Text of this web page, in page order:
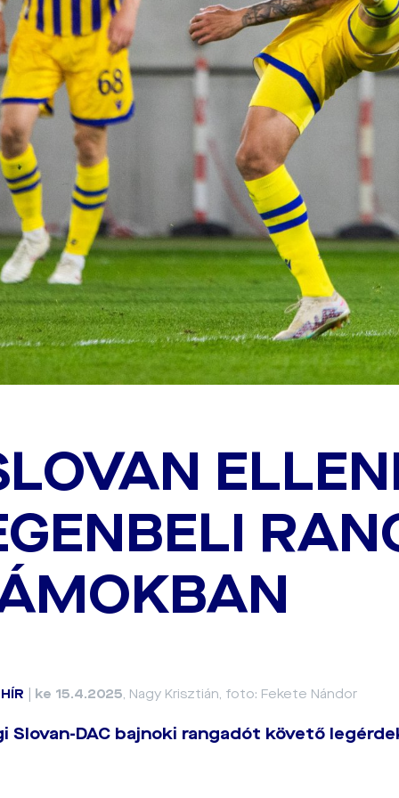
HÍR ke 15.4.2025, Nagy Krisztián, foto: Fekete Nándor
Slovan-DAC bajnoki rangadót követő